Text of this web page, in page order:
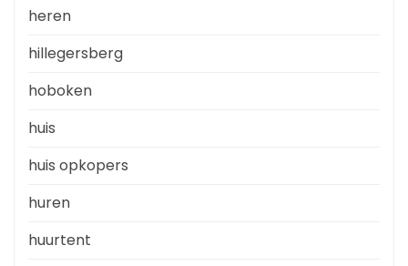
heren
hillegersberg
hoboken
huis
huis opkopers
huren
huurtent